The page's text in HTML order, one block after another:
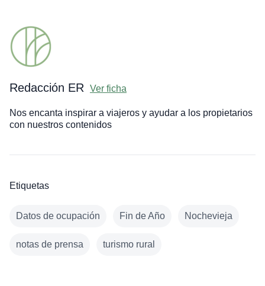
Redacción ER Ver ficha
Nos encanta inspirar a viajeros y ayudar a los propietarios
con nuestros contenidos
Etiquetas
Datos de ocupación Fin de Año Nochevieja
notas de prensa turismo rural